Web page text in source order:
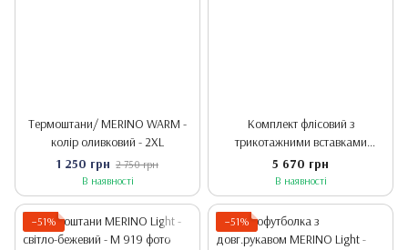
Термоштани/ MERINO WARM -
колір оливковий - 2XL
1 250 грн 2 750 грн
В наявності
Комплект флісовий з
трикотажними вставками
зелений\чорний- M
5 670 грн
В наявності
−51% −51%